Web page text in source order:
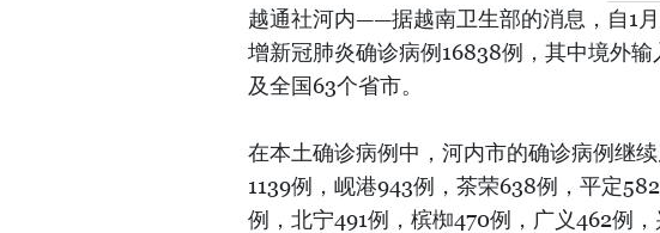
越通社河内——据越南卫生部的消息，自1
增新冠肺炎确诊病例16838例，其中境外
及全国63个省市。
在本土确诊病例中，河内市的确诊病例继
1139例，岘港943例，茶荣638例，平定
例，北宁491例，槟椥470例，广义462例